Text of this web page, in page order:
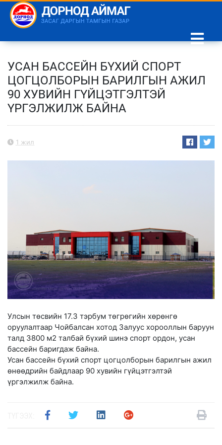
УСАН БАССЕЙН БҮХИЙ СПОРТ
ЦОГЦОЛБОРЫН БАРИЛГЫН АЖИЛ
90 ХУВИЙН ГҮЙЦЭТГЭЛТЭЙ
ҮРГЭЛЖИЛЖ БАЙНА
1 жил
Улсын төсвийн 17.3 тэрбум төгрөгийн хөрөнгө
оруулалтаар Чойбалсан хотод Залуус хорооллын баруун
талд 3800 м2 талбай бүхий шинэ спорт ордон, усан
бассейн баригдаж байна.
Усан бассейн бүхий спорт цогцолборын барилгын ажил
өнөөдрийн байдлаар 90 хувийн гүйцэтгэлтэй
үргэлжилж байна.